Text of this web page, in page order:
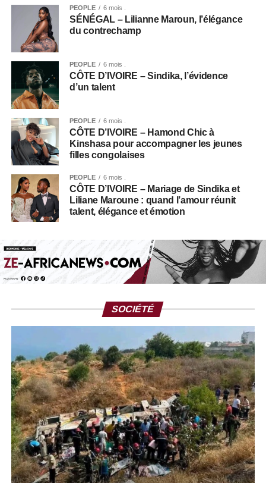
PEOPLE 6 mois .
SÉNÉGAL – Lilianne Maroun, l’élégance
du contrechamp
PEOPLE 6 mois .
CÔTE D’IVOIRE – Sindika, l’évidence
d’un talent
PEOPLE 6 mois .
CÔTE D’IVOIRE – Hamond Chic à
Kinshasa pour accompagner les jeunes
filles congolaises
PEOPLE 6 mois .
CÔTE D’IVOIRE – Mariage de Sindika et
Liliane Maroune : quand l’amour réunit
talent, élégance et émotion
SOCIÉTÉ